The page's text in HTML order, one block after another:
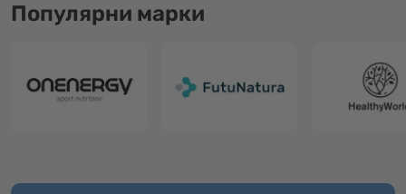
Популярни марки